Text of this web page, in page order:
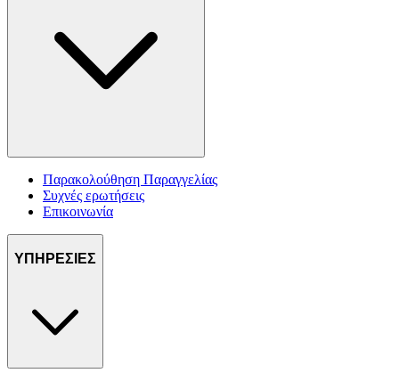
Παρακολούθηση Παραγγελίας
Συχνές ερωτήσεις
Επικοινωνία
ΥΠΗΡΕΣΙΕΣ